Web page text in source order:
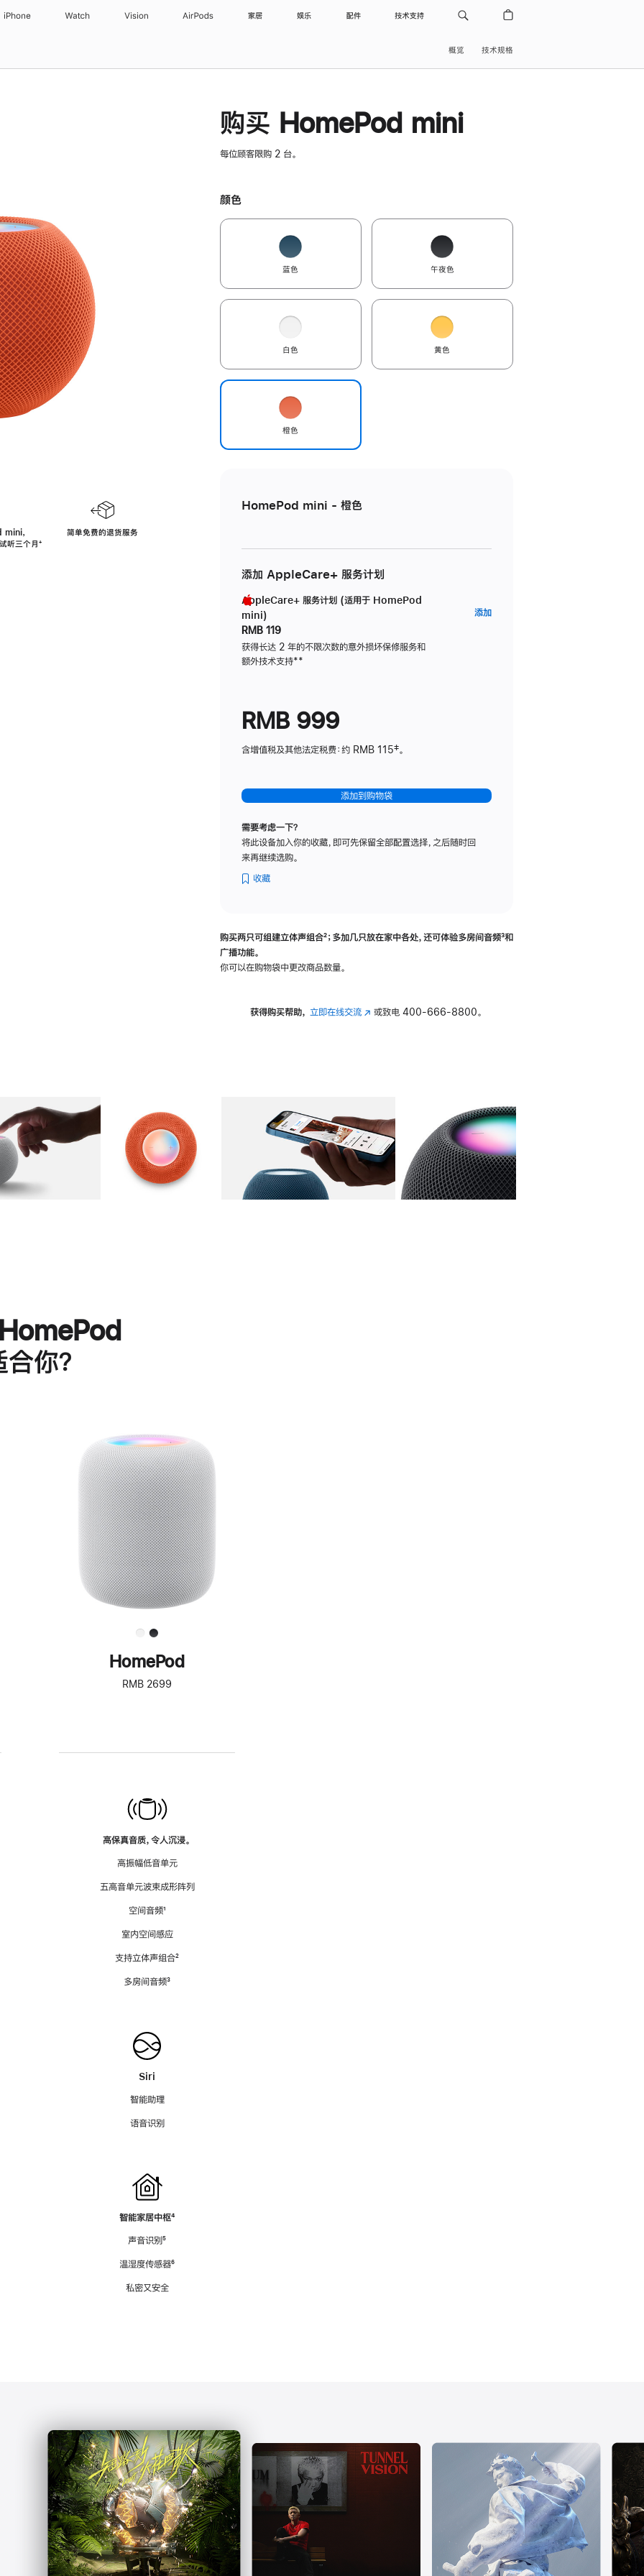
iPhone Watch Vision AirPods 家居 娱乐 配件 技术支持
概览 技术规格
，
听三个月脚
⁺
简单免费的退货服务
购买 HomePod mini
每位顾客限购 2 台。
颜色
蓝色 午夜色
白色 黄色
橙色
HomePod mini - 橙色
添加 AppleCare+ 服务计划
AppleCare+ 服务计划 (适用于 HomePod
mini)
RMB 119
获得长达 2 年的不限次数的意外损坏保修服务和
额外技术支持脚
**
添加AppleCare+
RMB 999
含增值税及其他法定税费：约 RMB 115‡。
添加到购物袋
需要考虑一下？
将此设备加入你的收藏，即可先保留全部配置选择，之后随时回
来再继续选购。
收藏
购买两只可组建立体声组合脚
²；多加几只放在家中各处，还可体验多‍房‍间音频脚
³和
广播功能。
你可以在购物袋中更改商品数量。
获得购买帮助， 立即在线交流(在 或致电 400-666-8800。
图库 图像 图库 图像 图库 图像 4 图库 图像 5
你？
进
一
步
了
解
HomePod<
HomePod
RMB 2699
高保真音质，令人沉浸。
高振幅低音单元
五高音单元波束成形阵列
空间音频脚
¹
室内空间感应
支持立体声组合脚
²
多房间音频脚
³
Siri
智能助理
语音识别
智能家居中枢脚
⁴
声音识别脚
⁵
温湿度传感器脚
⁶
私密又安全